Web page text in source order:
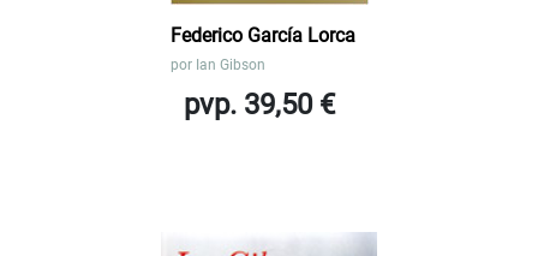
Federico García Lorca
por Ian Gibson
pvp. 39,50 €